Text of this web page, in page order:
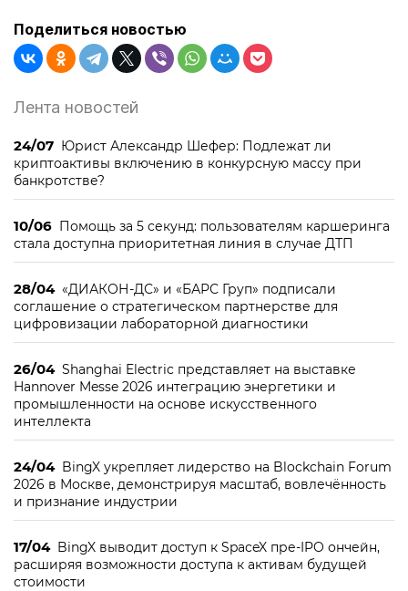
Поделиться новостью
Лента новостей
24/07 Юрист Александр Шефер: Подлежат ли
криптоактивы включению в конкурсную массу при
банкротстве?
10/06 Помощь за 5 секунд: пользователям каршеринга
стала доступна приоритетная линия в случае ДТП
28/04 «ДИАКОН-ДС» и «БАРС Груп» подписали
соглашение о стратегическом партнерстве для
цифровизации лабораторной диагностики
26/04 Shanghai Electric представляет на выставке
Hannover Messe 2026 интеграцию энергетики и
промышленности на основе искусственного
интеллекта
24/04 BingX укрепляет лидерство на Blockchain Forum
2026 в Москве, демонстрируя масштаб, вовлечённость
и признание индустрии
17/04 BingX выводит доступ к SpaceX пре-IPO ончейн,
расширяя возможности доступа к активам будущей
стоимости